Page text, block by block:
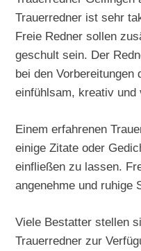
Trauerredner ist sehr
Freie Redner sollen
geschult sein. Der
bei den Vorbereitungen
einfühlsam, kreativ
Einem erfahrenen
einige Zitate oder
einfließen zu lassen.
angenehme und ruhige
Viele Bestatter stellen
Trauerredner zur